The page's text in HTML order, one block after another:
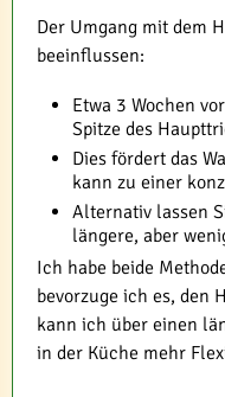
Der Umgang mit dem
beeinflussen:
Etwa 3 Wochen
Spitze des
Dies fördert das
kann zu einer
Alternativ lassen
längere, aber
Ich habe beide
bevorzuge ich es, den
kann ich über einen
in der Küche mehr